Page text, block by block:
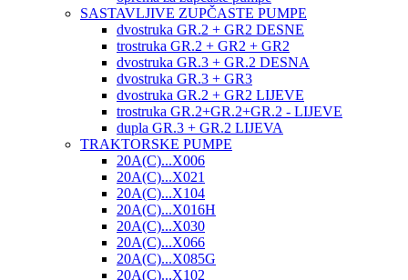
SASTAVLJIVE ZUPČASTE PUMPE
dvostruka GR.2 + GR2 DESNE
trostruka GR.2 + GR2 + GR2
dvostruka GR.3 + GR.2 DESNA
dvostruka GR.3 + GR3
dvostruka GR.2 + GR2 LIJEVE
trostruka GR.2+GR.2+GR.2 - LIJEVE
dupla GR.3 + GR.2 LIJEVA
TRAKTORSKE PUMPE
20A(C)...X006
20A(C)...X021
20A(C)...X104
20A(C)...X016H
20A(C)...X030
20A(C)...X066
20A(C)...X085G
20A(C)...X102